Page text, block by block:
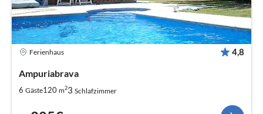
Ferienhaus 4,8
Ampuriabrava
6 Gäste120 m23 Schlafzimmer